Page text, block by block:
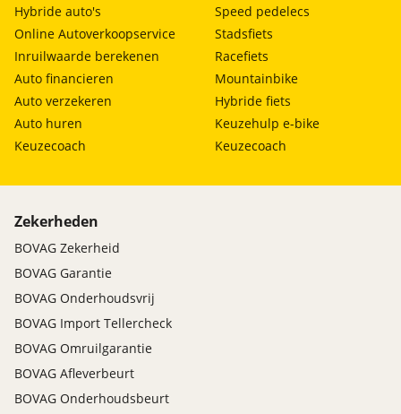
Rijstrooksensor
Hybride auto's
Online Autoverkoopservice
Inruilwaarde berekenen
Auto financieren
Auto verzekeren
Auto huren
Keuzecoach
Speed pedelecs
Stadsfiets
Racefiets
Mountainbike
Hybride fiets
Keuzehulp e-bike
Keuzecoach
Zekerheden
BOVAG Zekerheid
BOVAG Garantie
BOVAG Onderhoudsvrij
BOVAG Import Tellercheck
BOVAG Omruilgarantie
BOVAG Afleverbeurt
BOVAG Onderhoudsbeurt